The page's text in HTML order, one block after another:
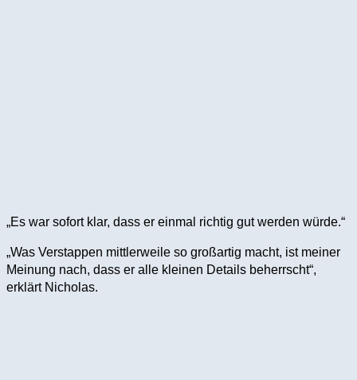
„Es war sofort klar, dass er einmal richtig gut werden würde.“
„Was Verstappen mittlerweile so großartig macht, ist meiner
Meinung nach, dass er alle kleinen Details beherrscht“,
erklärt Nicholas.